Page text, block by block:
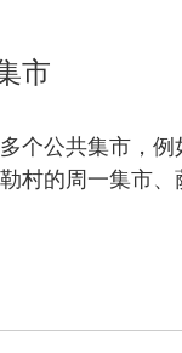
市
个公共集市，
村的周一集市、